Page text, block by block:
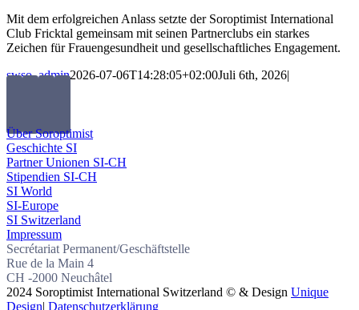
Mit dem erfolgreichen Anlass setzte der Soroptimist International
Club Fricktal gemeinsam mit seinen Partnerclubs ein starkes
Zeichen für Frauengesundheit und gesellschaftliches Engagement.
swso_admin2026-07-06T14:28:05+02:00Juli 6th, 2026|
Über Soroptimist
Geschichte SI
Partner Unionen SI-CH
Stipendien SI-CH
SI World
SI-Europe
SI Switzerland
Impressum
Secrétariat Permanent/Geschäftstelle
Rue de la Main 4
CH -2000 Neuchâtel
2024 Soroptimist International Switzerland © & Design Unique
Design| Datenschutzerklärung